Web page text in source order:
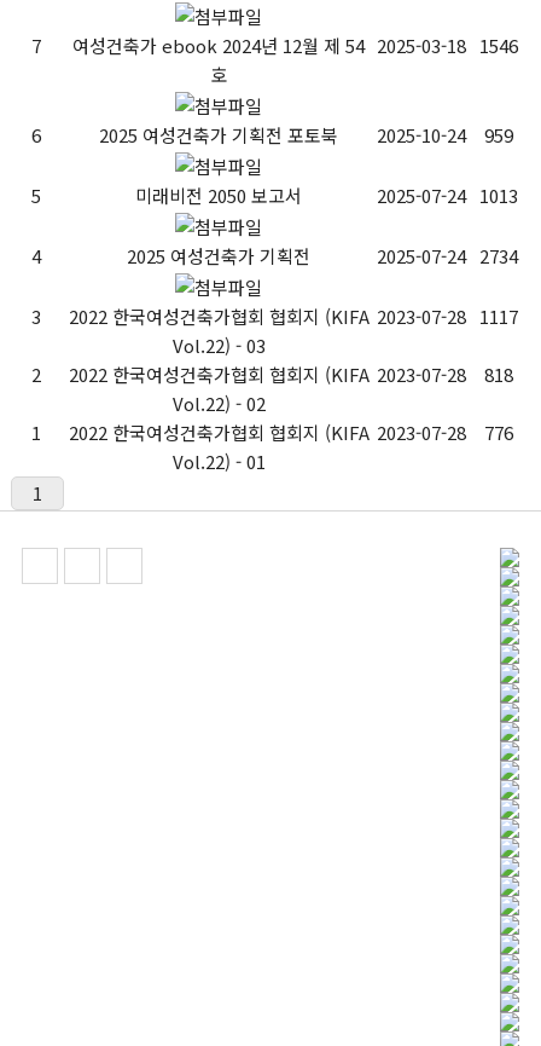
7
여성건축가 ebook 2024년 12월 제 54
호
2025-03-18 1546
6 2025 여성건축가 기획전 포토북 2025-10-24 959
5 미래비전 2050 보고서 2025-07-24 1013
4 2025 여성건축가 기획전 2025-07-24 2734
3
2022 한국여성건축가협회 협회지 (KIFA
Vol.22) - 03
2023-07-28 1117
2
2022 한국여성건축가협회 협회지 (KIFA
Vol.22) - 02
2023-07-28 818
1
2022 한국여성건축가협회 협회지 (KIFA
Vol.22) - 01
2023-07-28 776
1